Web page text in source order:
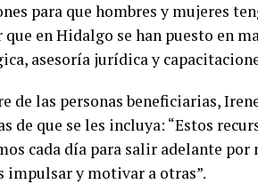
para que hombres y mujeres
que en Hidalgo se han puesto en
asesoría jurídica y
de las personas beneficiarias,
de que se les incluya: “Estos
cada día para salir adelante
impulsar y motivar a otras”.